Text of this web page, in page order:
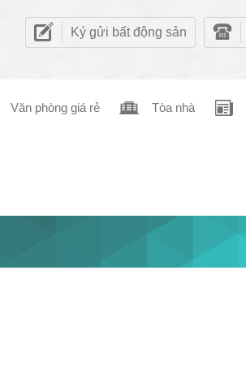
Ký gửi bất động sản
Văn phòng giá rẻ Tòa nhà